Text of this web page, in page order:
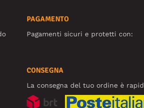
PAGAMENTO
Pagamenti sicuri e protetti con:
CONSEGNA
La consegna del tuo ordine è